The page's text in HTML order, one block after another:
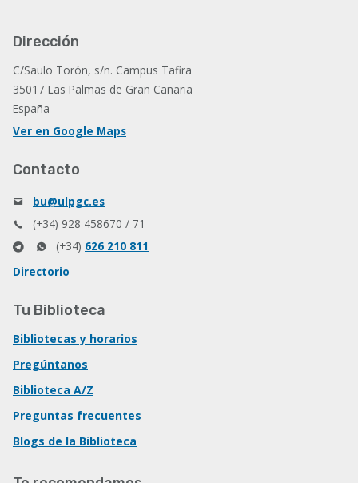
Dirección
C/Saulo Torón, s/n. Campus Tafira
35017 Las Palmas de Gran Canaria
España
Ver en Google Maps
Contacto
bu@ulpgc.es
(+34) 928 458670 / 71
(+34) 626 210 811
Directorio
Tu Biblioteca
Bibliotecas y horarios
Pregúntanos
Biblioteca A/Z
Preguntas frecuentes
Blogs de la Biblioteca